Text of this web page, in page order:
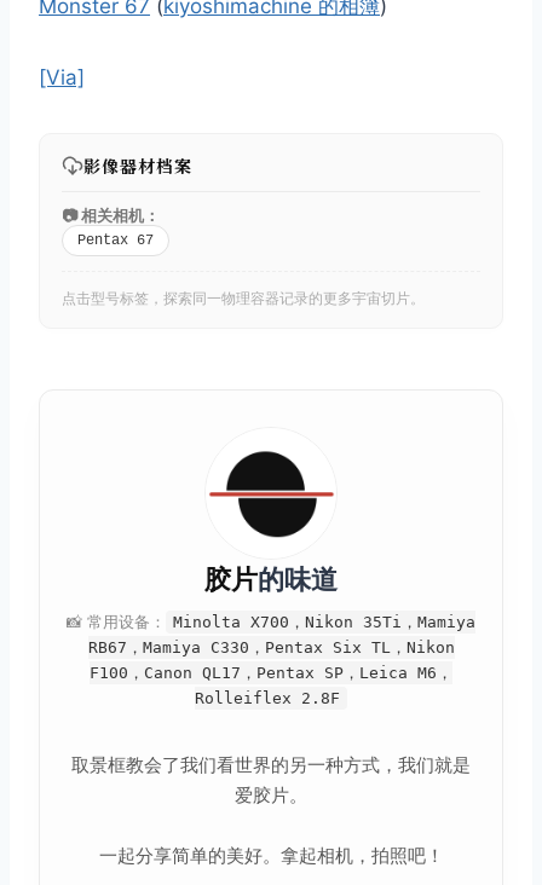
Monster 67 (kiyoshimachine 的相簿)
[Via]
影像器材档案
📷 相关相机：
Pentax 67
点击型号标签，探索同一物理容器记录的更多宇宙切片。
胶片的味道
📸 常用设备：
Minolta X700，Nikon 35Ti，Mamiya
RB67，Mamiya C330，Pentax Six TL，Nikon
F100，Canon QL17，Pentax SP，Leica M6，
Rolleiflex 2.8F
取景框教会了我们看世界的另一种方式，我们就是
爱胶片。
一起分享简单的美好。拿起相机，拍照吧！